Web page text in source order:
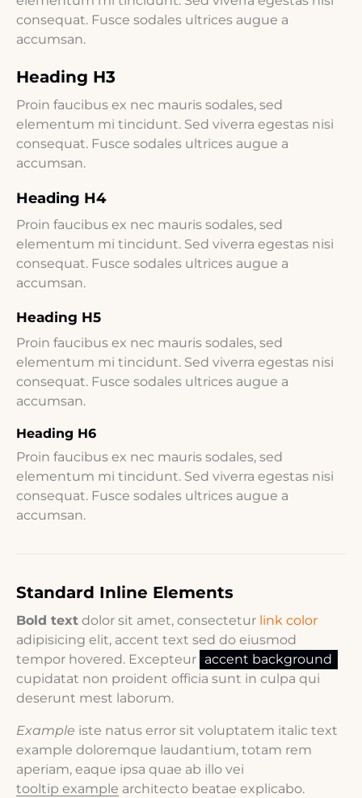
consequat. Fusce sodales ultrices augue a
accumsan.
Heading H3
Proin faucibus ex nec mauris sodales, sed
elementum mi tincidunt. Sed viverra egestas nisi
consequat. Fusce sodales ultrices augue a
accumsan.
Heading H4
Proin faucibus ex nec mauris sodales, sed
elementum mi tincidunt. Sed viverra egestas nisi
consequat. Fusce sodales ultrices augue a
accumsan.
Heading H5
Proin faucibus ex nec mauris sodales, sed
elementum mi tincidunt. Sed viverra egestas nisi
consequat. Fusce sodales ultrices augue a
accumsan.
Heading H6
Proin faucibus ex nec mauris sodales, sed
elementum mi tincidunt. Sed viverra egestas nisi
consequat. Fusce sodales ultrices augue a
accumsan.
Standard Inline Elements
Bold text dolor sit amet, consectetur link color
adipisicing elit, accent text sed do eiusmod
tempor hovered. Excepteur accent background
cupidatat non proident officia sunt in culpa qui
deserunt mest laborum.
Example iste natus error sit voluptatem italic text
example doloremque laudantium, totam rem
aperiam, eaque ipsa quae ab illo vei
tooltip example architecto beatae explicabo.